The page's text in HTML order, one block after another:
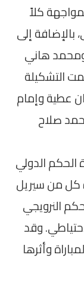
كلاً
إلى
ومحمد هاني
التشكيلة
عطية وإمام
صلاح
الحكم الدولي
كل من سيريل
النرويجي
وقد
وأثرها